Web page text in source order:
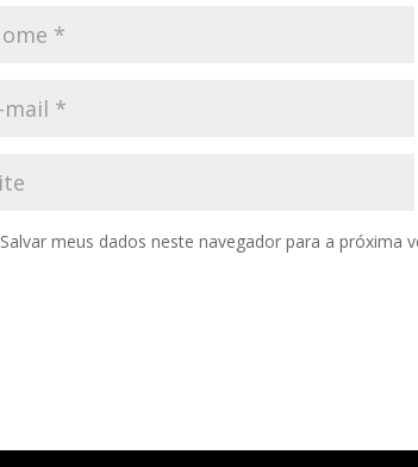
Salvar meus dados neste navegador para a próxima